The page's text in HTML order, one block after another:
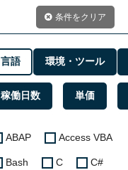
条件をクリア
言語 環境・ツール
稼働日数 単価
ABAP Access VBA
Bash C C#